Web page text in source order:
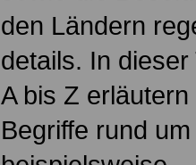
den Ländern
details. In
A bis Z
Begriffe rund